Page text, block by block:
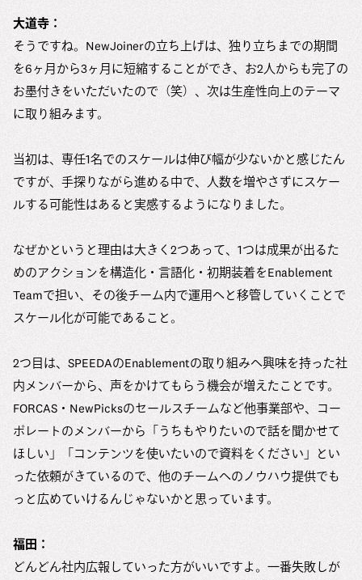
大道寺：
そうですね。NewJoinerの立ち上げは、独り立ちまでの期間
を6ヶ月から3ヶ月に短縮することができ、お2人からも完了の
お墨付きをいただいたので（笑）、次は生産性向上のテーマ
に取り組みます。
当初は、専任1名でのスケールは伸び幅が少ないかと感じたん
ですが、手探りながら進める中で、人数を増やさずにスケー
ルする可能性はあると実感するようになりました。
なぜかというと理由は大きく2つあって、1つは成果が出るた
めのアクションを構造化・言語化・初期装着をEnablement
Teamで担い、その後チーム内で運用へと移管していくことで
スケール化が可能であること。
2つ目は、SPEEDAのEnablementの取り組みへ興味を持った社
内メンバーから、声をかけてもらう機会が増えたことです。
FORCAS・NewPicksのセールスチームなど他事業部や、コー
ポレートのメンバーから「うちもやりたいので話を聞かせて
ほしい」「コンテンツを使いたいので資料をください」とい
った依頼がきているので、他のチームへのノウハウ提供でも
っと広めていけるんじゃないかと思っています。
福田：
どんどん社内広報していった方がいいですよ。一番失敗しが